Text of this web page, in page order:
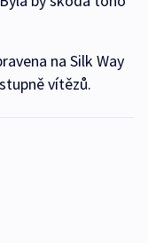
na Silk Way
vítězů.